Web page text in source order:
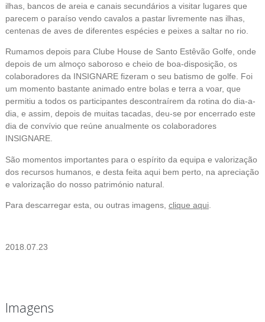
ilhas, bancos de areia e canais secundários a visitar lugares que
parecem o paraíso vendo cavalos a pastar livremente nas ilhas,
centenas de aves de diferentes espécies e peixes a saltar no rio.
Rumamos depois para Clube House de Santo Estêvão Golfe, onde
depois de um almoço saboroso e cheio de boa-disposição, os
colaboradores da INSIGNARE fizeram o seu batismo de golfe. Foi
um momento bastante animado entre bolas e terra a voar, que
permitiu a todos os participantes descontraírem da rotina do dia-a-
dia, e assim, depois de muitas tacadas, deu-se por encerrado este
dia de convívio que reúne anualmente os colaboradores
INSIGNARE.
São momentos importantes para o espírito da equipa e valorização
dos recursos humanos, e desta feita aqui bem perto, na apreciação
e valorização do nosso património natural.
Para descarregar esta, ou outras imagens, clique aqui.
2018.07.23
Imagens